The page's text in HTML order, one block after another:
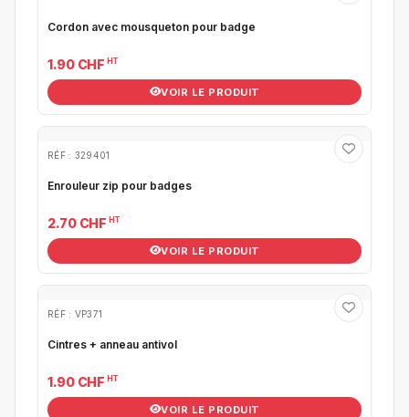
Cordon avec mousqueton pour badge
1.90 CHF HT
VOIR LE PRODUIT
RÉF : 329401
Enrouleur zip pour badges
2.70 CHF HT
VOIR LE PRODUIT
RÉF : VP371
Cintres + anneau antivol
1.90 CHF HT
VOIR LE PRODUIT